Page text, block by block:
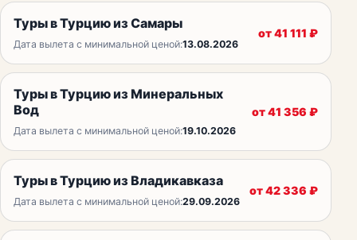
Туры в Турцию из Самары
Дата вылета с минимальной ценой:13.08.2026
от41 111 ₽
Туры в Турцию из Минеральных
Вод
Дата вылета с минимальной ценой:19.10.2026
от41 356 ₽
Туры в Турцию из Владикавказа
Дата вылета с минимальной ценой:29.09.2026
от42 336 ₽